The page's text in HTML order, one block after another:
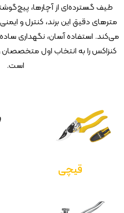
طیف گسترده‌ای از آچارها،
مترهای دقیق این برند، کنترل و
می‌کند. استفاده آسان، نگهداری
کنزاکس را به انتخاب اول متخصصان
است.
قیچی